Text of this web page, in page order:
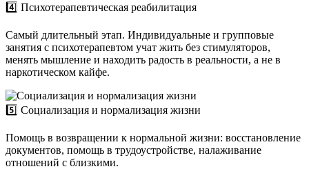
4️⃣ Психотерапевтическая реабилитация
Самый длительный этап. Индивидуальные и групповые
занятия с психотерапевтом учат жить без стимуляторов,
менять мышление и находить радость в реальности, а не в
наркотическом кайфе.
5️⃣ Социализация и нормализация жизни
Помощь в возвращении к нормальной жизни: восстановление
документов, помощь в трудоустройстве, налаживание
отношений с близкими.